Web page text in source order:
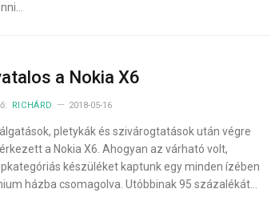
a Nokia X6
RICHÁRD 2018-05-16
pletykák és szivárogtatások után végre
a Nokia X6. Ahogyan az várható volt,
készüléket kaptunk egy minden ízében
házba csomagolva. Utóbbinak 95 százalékát…